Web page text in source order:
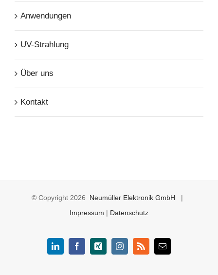
Anwendungen
UV-Strahlung
Über uns
Kontakt
© Copyright 2026 Neumüller Elektronik GmbH |
Impressum | Datenschutz
LinkedInFacebookXing Instagram
Rss
E-
Mail